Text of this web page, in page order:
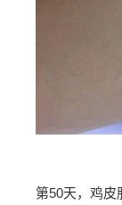
第50天，鸡皮